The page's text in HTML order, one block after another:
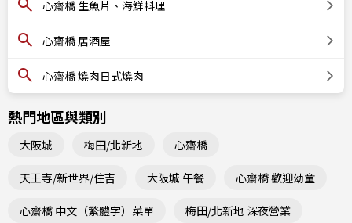
心齋橋 生魚片、海鮮料理
心齋橋 居酒屋
心齋橋 燒肉日式燒肉
熱門地區與類別
大阪城 梅田/北新地 心齋橋
天王寺/新世界/住吉 大阪城 午餐 心齋橋 歡迎幼童
心齋橋 中文（繁體字）菜單 梅田/北新地 深夜營業